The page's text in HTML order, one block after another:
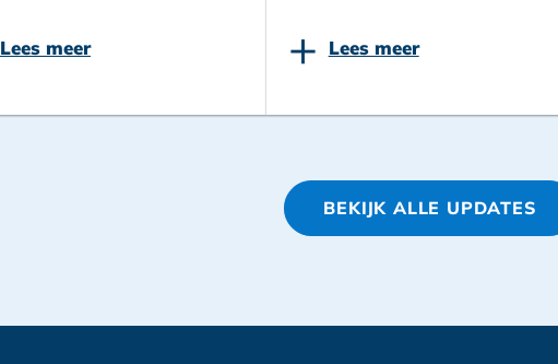
Lees meer + Lees meer
BEKIJK ALLE UPDATES